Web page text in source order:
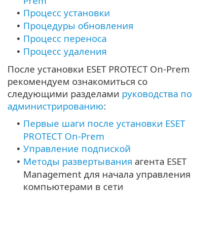
• Процесс установки
• Процедуры обновления
• Процесс переноса
• Процесс удаления
После установки ESET PROTECT On-Prem
рекомендуем ознакомиться со
следующими разделами руководства по
администрированию:
• Первые шаги после установки ESET
PROTECT On-Prem
• Управление подпиской
• Методы развертывания агента ESET
Management для начала управления
компьютерами в сети